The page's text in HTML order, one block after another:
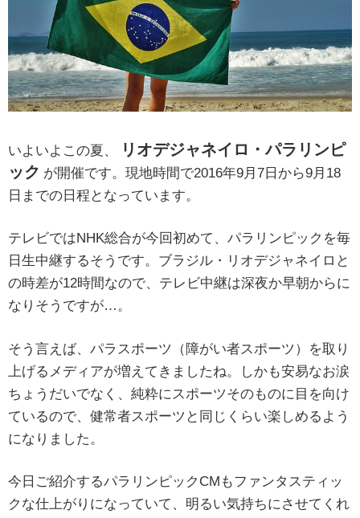
いよいよこの夏、
リオデジャネイロ・パラリンピ
ック が開催です。現地時間で2016年9月7日から9月18
日までの日程となっています。
テレビではNHK総合が今回初めて、パラリンピックを毎
日生中継するそうです。ブラジル・リオデジャネイロと
の時差が12時間なので、テレビ中継は深夜か早朝からに
なりそうですが…。
そう言えば、パラスポーツ（障がい者スポーツ）を取り
上げるメディアが増えてきましたね。しかも安易なお涙
ちょうだいでなく、純粋にスポーツそのものに目を向け
ているので、健常者スポーツと同じくらい楽しめるよう
になりました。
今日ご紹介するパラリンピックCMもファンタスティッ
クな仕上がりになっていて、明るい気持ちにさせてくれ